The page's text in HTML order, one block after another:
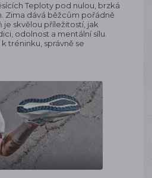
Teploty pod nulou, brzká
Zima dává běžcům pořádně
je skvělou příležitostí, jak
odolnost a mentální sílu.
tréninku, správně se